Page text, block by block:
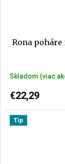
Rona poháre
hodnotenie
produktu
je
5,0
Skladom
€22,29
Tip